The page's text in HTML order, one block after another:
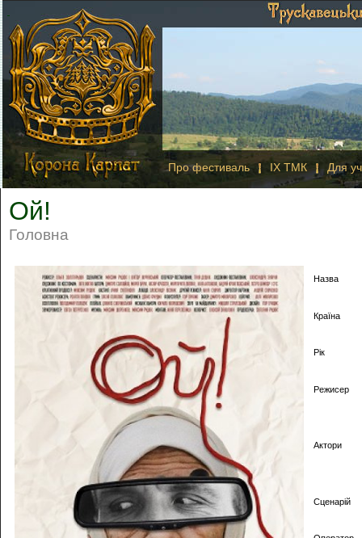
Про фестиваль IX ТМК Для
Ой!
Головна
Назва
Країна
Рік
Режисер
Актори
Сценарій